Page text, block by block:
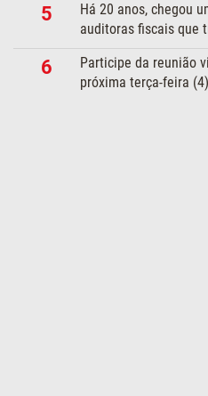
5
Há 20 anos, chegou
auditoras fiscais que
6
Participe da reunião
próxima terça-feira (4)